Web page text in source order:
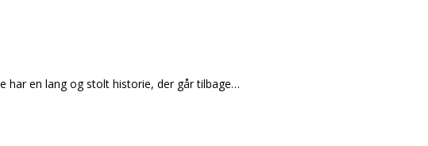
har en lang og stolt historie, der går tilbage…